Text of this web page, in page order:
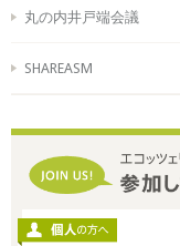
丸の内井戸端会議
SHAREASM